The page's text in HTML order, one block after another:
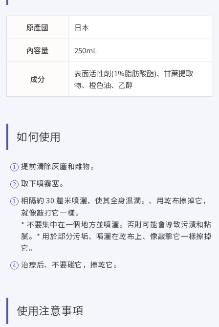
原產國 日本
內容量 250mL
成分
表面活性劑(1%脂肪酸酯)、甘蔗提取
物、橙色油、乙醇
如何使用
提前清除灰塵和雜物。
取下噴霧塞。
相隔約 30 釐米噴灑，使其全身濕潤。、用乾布擦掉它，
就像敲打它一樣。
* 不要集中在一個地方並噴灑。否則可能會導致污漬和粘
膩。* 用於部分污垢、噴灑在乾布上、像敲擊它一樣擦掉
它。
治療后、不要碰它，擦乾它。
使用注意事項